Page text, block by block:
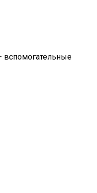
вспомогательные